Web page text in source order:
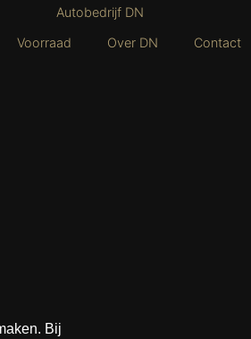
Voorraad Over DN Contact
Bij